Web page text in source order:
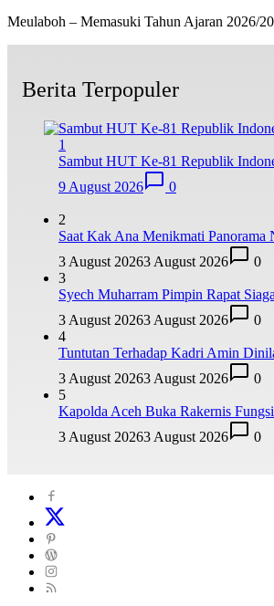
Meulaboh – Memasuki Tahun Ajaran 2026/
Berita Terpopuler
1
Sambut HUT Ke-81 Republik
9 August 2026
0
2
Saat Kak Ana Menikmati
3 August 20263 August 2026
0
3
Syech Muharram Pimpin Rapat
3 August 20263 August 2026
0
4
Tuntutan Terhadap Kadri Amin
3 August 20263 August 2026
0
5
Kapolda Aceh Buka Rakernis
3 August 20263 August 2026 0